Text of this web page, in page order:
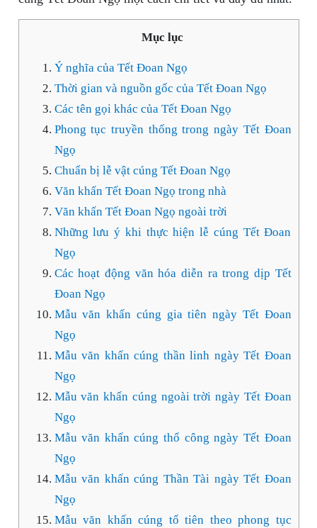
Mục lục
Ý nghĩa của Tết Đoan Ngọ
Thời gian và nguồn gốc của Tết Đoan Ngọ
Các tên gọi khác của Tết Đoan Ngọ
Phong tục truyền thống trong ngày Tết Đoan
Ngọ
Chuẩn bị lễ vật cúng Tết Đoan Ngọ
Văn khấn Tết Đoan Ngọ trong nhà
Văn khấn Tết Đoan Ngọ ngoài trời
Những lưu ý khi thực hiện lễ cúng Tết Đoan
Ngọ
Các hoạt động văn hóa diễn ra trong dịp Tết
Đoan Ngọ
Mẫu văn khấn cúng gia tiên ngày Tết Đoan
Ngọ
Mẫu văn khấn cúng thần linh ngày Tết Đoan
Ngọ
Mẫu văn khấn cúng ngoài trời ngày Tết Đoan
Ngọ
Mẫu văn khấn cúng thổ công ngày Tết Đoan
Ngọ
Mẫu văn khấn cúng Thần Tài ngày Tết Đoan
Ngọ
Mẫu văn khấn cúng tổ tiên theo phong tục